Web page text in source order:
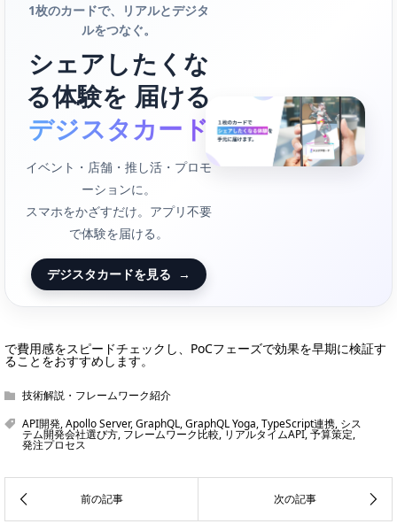
1枚のカードで、リアルとデジタ
ルをつなぐ。
シェアしたくな
る体験を 届ける
デジスタカード
イベント・店舗・推し活・プロモ
ーションに。
スマホをかざすだけ。アプリ不要
で体験を届ける。
デジスタカードを見る →
で費用感をスピードチェックし、PoCフェーズで効果を早期に検証す
ることをおすすめします。
技術解説・フレームワーク紹介
API開発,Apollo Server,GraphQL,GraphQL Yoga,TypeScript連携, シス
テム開発会社選び方, フレームワーク比較,リアルタイムAPI,予算策定,
発注プロセス